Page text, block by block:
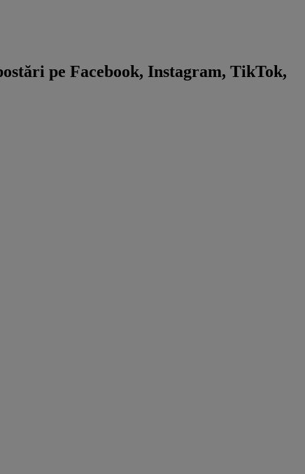
pe Facebook, Instagram, TikTok,